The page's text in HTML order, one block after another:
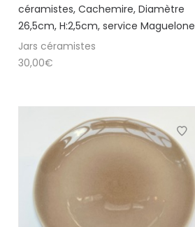
céramistes, Cachemire, Diamètre
26,5cm, H:2,5cm, service Maguelone
Jars céramistes
30,00€